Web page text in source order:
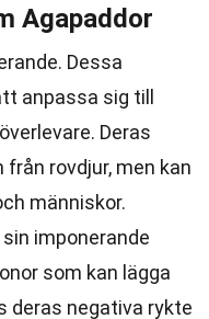
Agapaddor
Dessa
anpassa sig till
Deras
rovdjur, men kan
människor.
imponerande
som kan lägga
deras negativa rykte